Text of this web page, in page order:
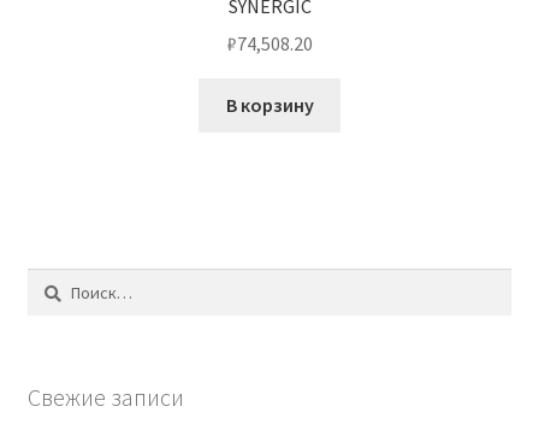
SYNERGIC
₽74,508.20
В корзину
Найти:
Свежие записи